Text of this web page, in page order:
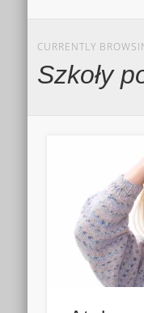
CURRENTLY
Szkoły